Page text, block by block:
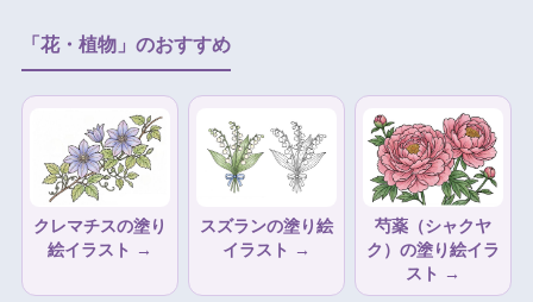
「花・植物」のおすすめ
クレマチスの塗り
絵イラスト →
スズランの塗り絵
イラスト →
芍薬（シャクヤ
ク）の塗り絵イラ
スト →